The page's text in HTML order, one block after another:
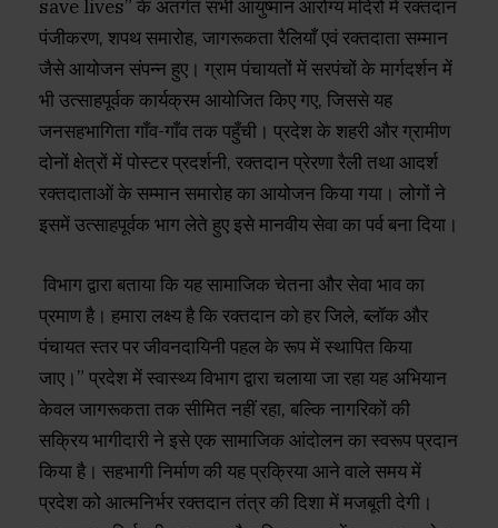
save lives” के अंतर्गत सभी आयुष्मान आरोग्य मंदिरों में रक्तदान
पंजीकरण, शपथ समारोह, जागरूकता रैलियाँ एवं रक्तदाता सम्मान
जैसे आयोजन संपन्न हुए। ग्राम पंचायतों में सरपंचों के मार्गदर्शन में
भी उत्साहपूर्वक कार्यक्रम आयोजित किए गए, जिससे यह
जनसहभागिता गाँव-गाँव तक पहुँची। प्रदेश के शहरी और ग्रामीण
दोनों क्षेत्रों में पोस्टर प्रदर्शनी, रक्तदान प्रेरणा रैली तथा आदर्श
रक्तदाताओं के सम्मान समारोह का आयोजन किया गया। लोगों ने
इसमें उत्साहपूर्वक भाग लेते हुए इसे मानवीय सेवा का पर्व बना दिया।
विभाग द्वारा बताया कि यह सामाजिक चेतना और सेवा भाव का
प्रमाण है। हमारा लक्ष्य है कि रक्तदान को हर जिले, ब्लॉक और
पंचायत स्तर पर जीवनदायिनी पहल के रूप में स्थापित किया
जाए।” प्रदेश में स्वास्थ्य विभाग द्वारा चलाया जा रहा यह अभियान
केवल जागरूकता तक सीमित नहीं रहा, बल्कि नागरिकों की
सक्रिय भागीदारी ने इसे एक सामाजिक आंदोलन का स्वरूप प्रदान
किया है। सहभागी निर्माण की यह प्रक्रिया आने वाले समय में
प्रदेश को आत्मनिर्भर रक्तदान तंत्र की दिशा में मजबूती देगी।